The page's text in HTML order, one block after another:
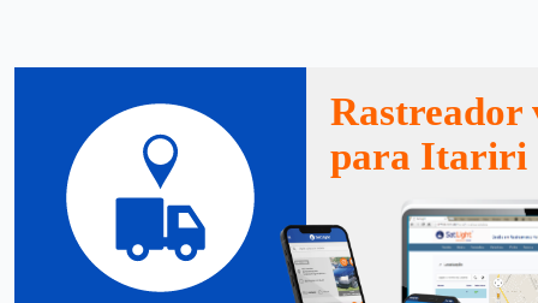
Rastreador
para Itariri